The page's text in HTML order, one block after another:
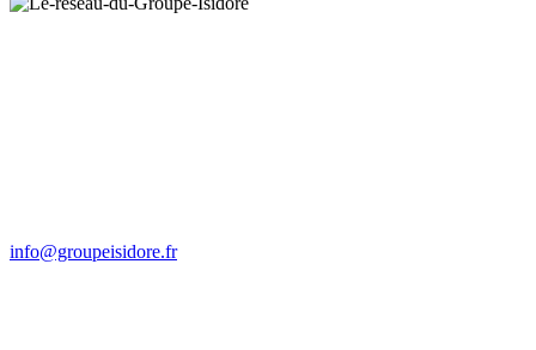
info@groupeisidore.fr